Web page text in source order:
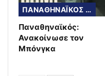
ΠΑΝΑΘΗΝΑΪΚΟΣ ΜΠΑΣΚΕΤ
Παναθηναϊκός:
Ανακοίνωσε τον
Μπόνγκα